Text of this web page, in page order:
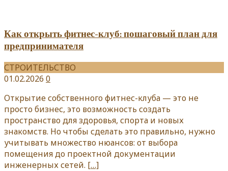
Как открыть фитнес-клуб: пошаговый план для
предпринимателя
СТРОИТЕЛЬСТВО
01.02.2026 0
Открытие собственного фитнес-клуба — это не
просто бизнес, это возможность создать
пространство для здоровья, спорта и новых
знакомств. Но чтобы сделать это правильно, нужно
учитывать множество нюансов: от выбора
помещения до проектной документации
инженерных сетей. […]